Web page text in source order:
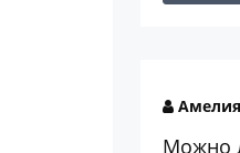
Амелия
Можно